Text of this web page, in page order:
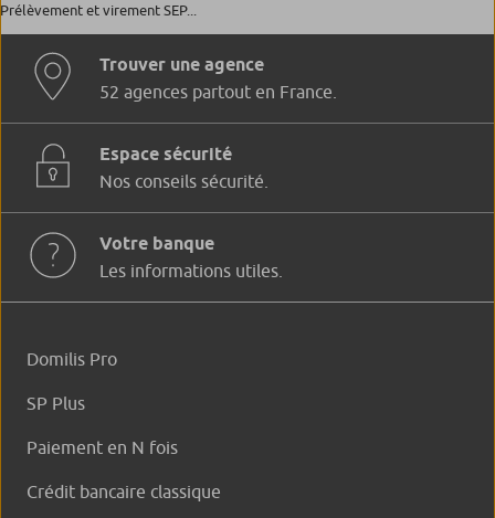
Prélèvement et virement SEP...
Trouver une agence
52 agences partout en France.
Espace sécurité
Nos conseils sécurité.
Votre banque
Les informations utiles.
Domilis Pro
SP Plus
Paiement en N fois
Crédit bancaire classique